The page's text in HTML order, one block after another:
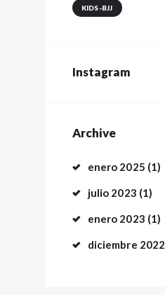
KIDS-BJJ
Instagram
Archive
enero 2025 (1)
julio 2023 (1)
enero 2023 (1)
diciembre 2022